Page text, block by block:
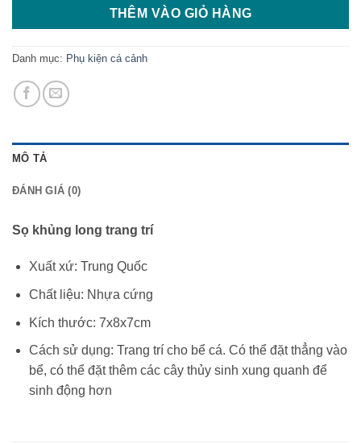
THÊM VÀO GIỎ HÀNG
Danh mục: Phụ kiện cá cảnh
MÔ TẢ
ĐÁNH GIÁ (0)
Sọ khủng long trang trí
Xuất xứ: Trung Quốc
Chất liệu: Nhựa cứng
Kích thước: 7x8x7cm
Cách sử dụng: Trang trí cho bể cá. Có thể đặt thẳng vào
bể, có thể đặt thêm các cây thủy sinh xung quanh để
sinh động hơn